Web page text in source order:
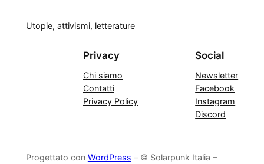
Utopie, attivismi, letterature
Privacy
Chi siamo
Contatti
Privacy Policy
Social
Newsletter
Facebook
Instagram
Discord
Progettato con WordPress – © Solarpunk Italia –